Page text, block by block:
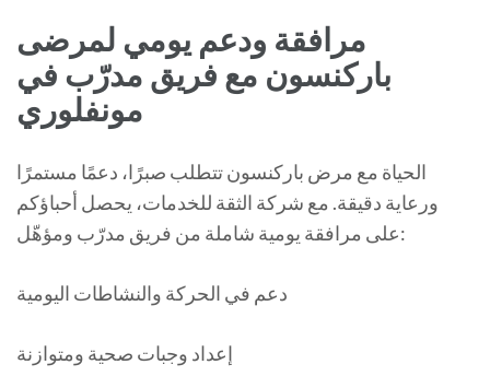
مرافقة ودعم يومي لمرضى
باركنسون مع فريق مدرّب في
مونفلوري
الحياة مع مرض باركنسون تتطلب صبرًا، دعمًا مستمرًا
ورعاية دقيقة. مع شركة الثقة للخدمات، يحصل أحباؤكم
على مرافقة يومية شاملة من فريق مدرّب ومؤهّل:
دعم في الحركة والنشاطات اليومية
إعداد وجبات صحية ومتوازنة